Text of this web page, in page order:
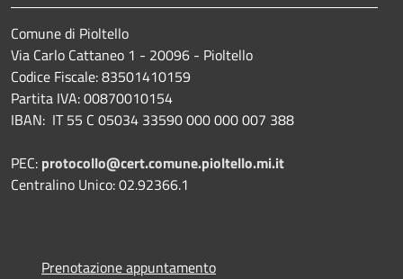
Comune di Pioltello
Via Carlo Cattaneo 1 - 20096 - Pioltello
Codice Fiscale: 83501410159
Partita IVA: 00870010154
IBAN: IT 55 C 05034 33590 000 000 007 388
PEC: protocollo@cert.comune.pioltello.mi.it
Centralino Unico: 02.92366.1
Prenotazione appuntamento